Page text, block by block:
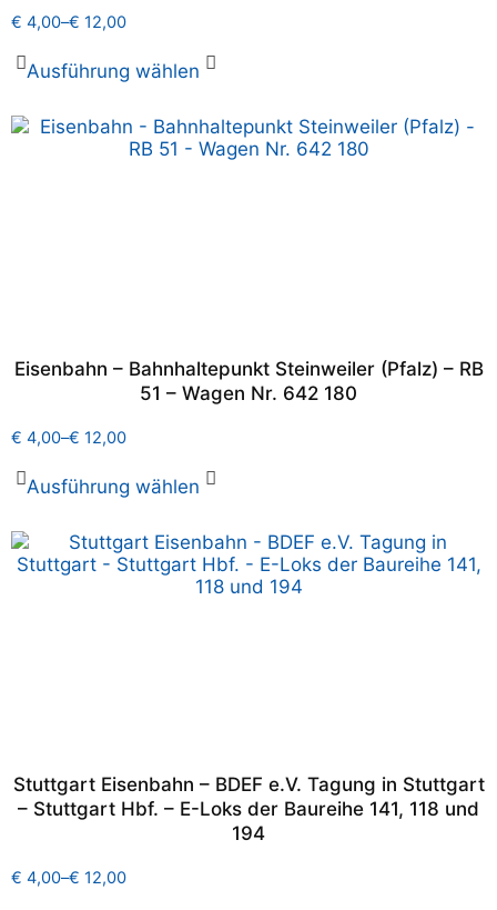
€ 4,00–€ 12,00
Ausführung wählen
Eisenbahn – Bahnhaltepunkt Steinweiler (Pfalz) – RB
51 – Wagen Nr. 642 180
€ 4,00–€ 12,00
Ausführung wählen
Stuttgart Eisenbahn – BDEF e.V. Tagung in Stuttgart
– Stuttgart Hbf. – E-Loks der Baureihe 141, 118 und
194
€ 4,00–€ 12,00